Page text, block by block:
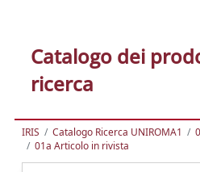
Catalogo dei
ricerca
IRIS Catalogo Ricerca UNIROMA1
01a Articolo in rivista